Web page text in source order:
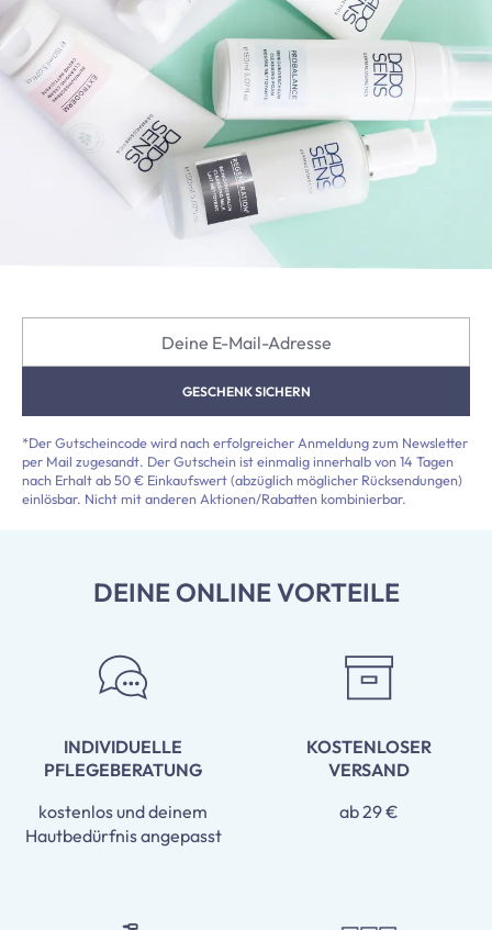
GESCHENK SICHERN
*Der Gutscheincode wird nach erfolgreicher Anmeldung zum Newsletter
per Mail zugesandt. Der Gutschein ist einmalig innerhalb von 14 Tagen
nach Erhalt ab 50 € Einkaufswert (abzüglich möglicher Rücksendungen)
einlösbar. Nicht mit anderen Aktionen/Rabatten kombinierbar.
DEINE ONLINE VORTEILE
INDIVIDUELLE
PFLEGEBERATUNG
kostenlos und deinem
Hautbedürfnis angepasst
KOSTENLOSER
VERSAND
ab 29 €